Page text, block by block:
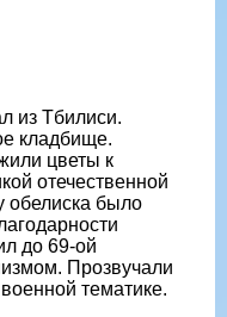
из Тбилиси.
кладбище.
цветы к
отечественной
обелиска было
до 69-ой
Прозвучали
тематике.